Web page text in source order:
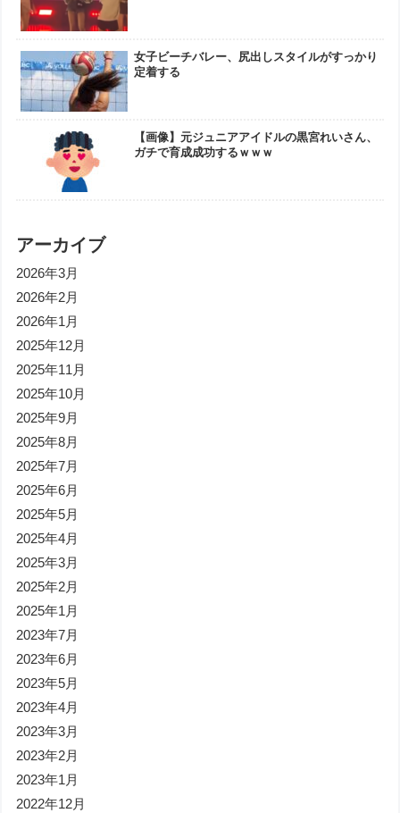
女子ビーチバレー、尻出しスタイルがすっかり
定着する
【画像】元ジュニアアイドルの黒宮れいさん、
ガチで育成成功するｗｗｗ
アーカイブ
2026年3月
2026年2月
2026年1月
2025年12月
2025年11月
2025年10月
2025年9月
2025年8月
2025年7月
2025年6月
2025年5月
2025年4月
2025年3月
2025年2月
2025年1月
2023年7月
2023年6月
2023年5月
2023年4月
2023年3月
2023年2月
2023年1月
2022年12月